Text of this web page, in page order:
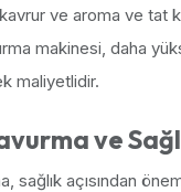
ve aroma ve tat
makinesi, daha
maliyetlidir.
ve
sağlık açısından